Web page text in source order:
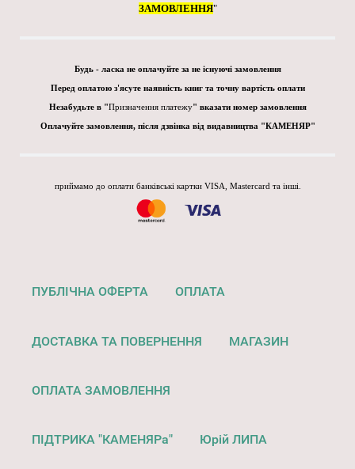
ЗАМОВЛЕННЯ"
Будь - ласка не оплачуйте за не існуючі замовлення
Перед оплатою з'ясуте наявність книг та точну вартість оплати
Незабудьте в "Призначення платежу" вказати номер замовлення
Оплачуйте замовлення, після дзвінка від видавництва "КАМЕНЯР"
приймамо до оплати банківські картки VISA, Mastercard та інші.
ПУБЛІЧНА ОФЕРТА ОПЛАТА
ДОСТАВКА ТА ПОВЕРНЕННЯ МАГАЗИН
ОПЛАТА ЗАМОВЛЕННЯ
ПІДТРИКА "КАМЕНЯРа" Юрій ЛИПА